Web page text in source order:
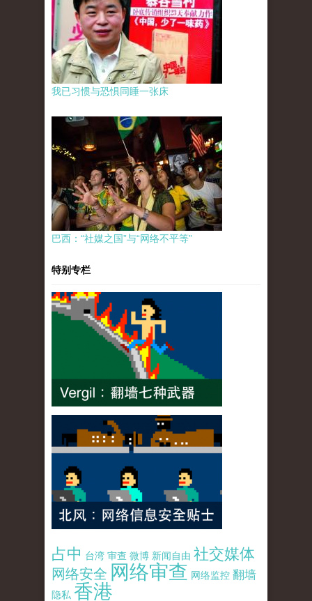
我已习惯与恐惧同睡一张床
巴西：“社媒之国”与“网络不平等”
特别专栏
占中 台湾 审查 微博 新闻自由 社交媒体
网络安全 网络审查 网络监控 翻墙
隐私 香港